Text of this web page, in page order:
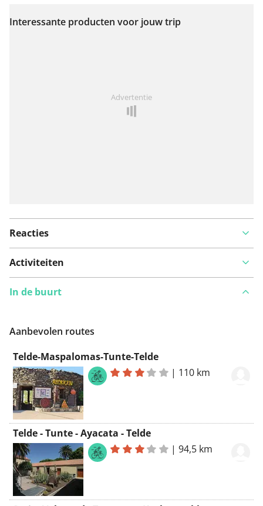
Bekijk op kaart
Interessante producten voor jouw trip
Advertentie
Reacties
Activiteiten
In de buurt
Aanbevolen routes
Telde-Maspalomas-Tunte-Telde
| 110 km
Telde - Tunte - Ayacata - Telde
|94,5 km